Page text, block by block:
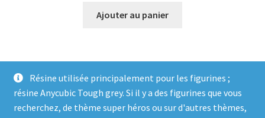
Résine utilisée principalement pour les figurines ;
résine Anycubic Tough grey. Si il y a des figurines que vous
recherchez, de thème super héros ou sur d'autres thèmes,
Ajouter au panier